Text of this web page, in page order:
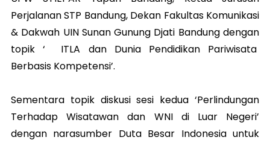
Perjalanan STP Bandung, Dekan Fakultas Komunikasi
& Dakwah UIN Sunan Gunung Djati Bandung dengan
topik ‘ ITLA dan Dunia Pendidikan Pariwisata
Berbasis Kompetensi’.
Sementara topik diskusi sesi kedua ‘Perlindungan
Terhadap Wisatawan dan WNI di Luar Negeri’
dengan narasumber Duta Besar Indonesia untuk